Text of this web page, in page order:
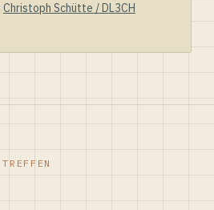
Christoph Schütte / DL3CH